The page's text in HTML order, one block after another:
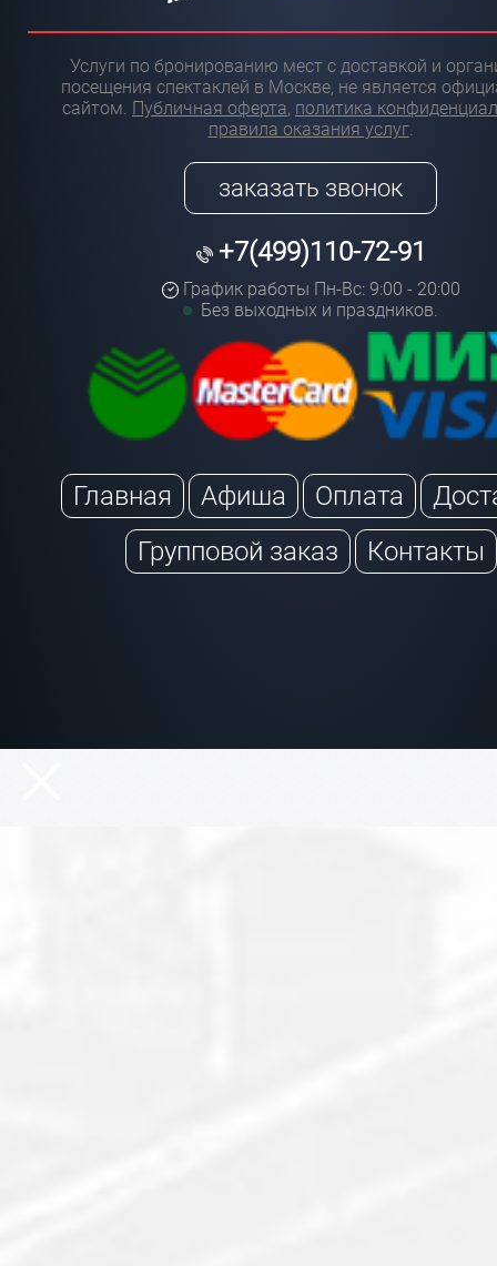
Услуги по бронированию мест с доставкой и
посещения спектаклей в Москве, не является
сайтом. Публичная оферта, политика
правила оказания услуг.
заказать звонок
+7(499)110-72-91
График работы Пн-Вс: 9:00 - 20:00
Без выходных и праздников.
Главная Афиша Оплата
Групповой заказ
Контакты